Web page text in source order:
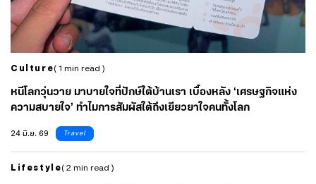
Culture( 1 min read )
หนีโลกวุ่นวาย มาบายใจที่ปักษ์ใต้บ้านเรา เบื้องหลัง ‘เศรษฐกิจแห่ง
ความสบายใจ’ ทำไมการสัมผัสใต้ถึงเยียวยาใจคนทั้งโลก
24 มิ.ย. 69
Travel
Lifestyle( 2 min read )